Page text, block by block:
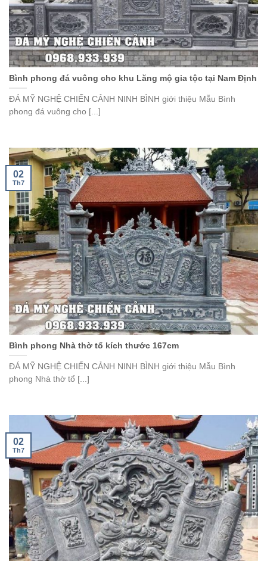
Bình phong đá vuông cho khu Lăng mộ gia tộc tại Nam Định
ĐÁ MỸ NGHỆ CHIẾN CẢNH NINH BÌNH giới thiệu Mẫu Bình
phong đá vuông cho [...]
Bình phong Nhà thờ tổ kích thước 167cm
ĐÁ MỸ NGHỆ CHIẾN CẢNH NINH BÌNH giới thiệu Mẫu Bình
phong Nhà thờ tổ [...]
02
Th7
02
Th7